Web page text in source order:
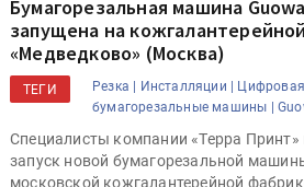
Бумагорезальная машина
запущена на
«Медведково» (Москва)
ТЕГИ Резка | Инсталляции |
Цифровая
бумагорезальные машины |
Специалисты компании «Терра Принт»
запуск новой бумагорезальной
московской кожгалантерейной